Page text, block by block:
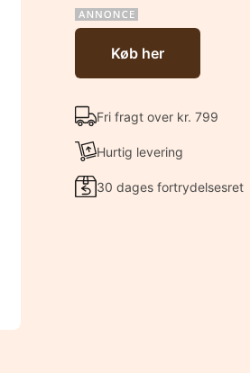
Køb her
Fri fragt over kr. 799
Hurtig levering
30 dages fortrydelsesret